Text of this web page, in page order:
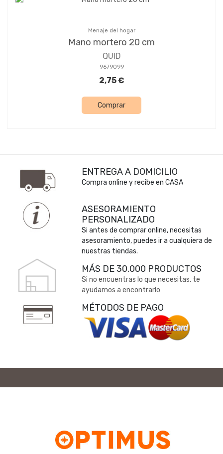
Menaje del hogar
Mano mortero 20 cm
QUID
9679099
2,75 €
Comprar
ENTREGA A DOMICILIO
Compra online y recibe en CASA
ASESORAMIENTO
PERSONALIZADO
Si antes de comprar online, necesitas
asesoramiento, puedes ir a cualquiera de
nuestras tiendas.
MÁS DE 30.000 PRODUCTOS
Si no encuentras lo que necesitas, te
ayudamos a encontrarlo
MÉTODOS DE PAGO